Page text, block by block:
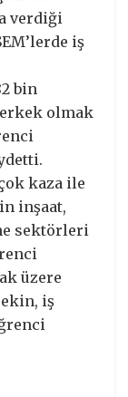
verdiği
iş
bin
erkek olmak
kaza ile
inşaat,
sektörleri
üzere
iş